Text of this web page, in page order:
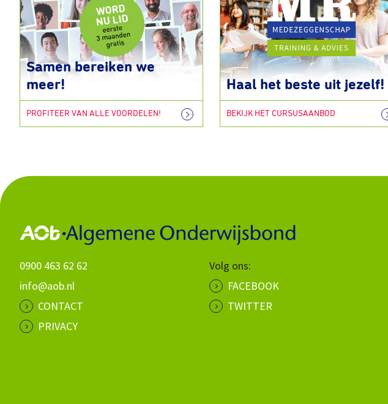
Samen bereiken we
meer!
PROFITEER VAN ALLE VOORDELEN!
Haal het beste uit jezelf!
BEKIJK HET CURSUSAANBOD
0900 463 62 62
info@aob.nl
CONTACT
PRIVACY
Volg ons:
FACEBOOK
TWITTER